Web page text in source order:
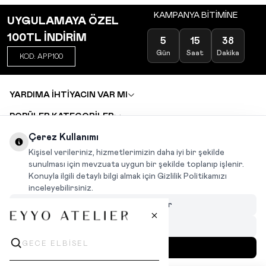
UYGULAMAYA ÖZEL
100TL İNDİRİM
KOD: APP100
KAMPANYA BİTİMİNE
5
Gün
15
Saat
38
Dakika
YARDIMA İHTİYACIN VAR MI
POPÜLER KATEGORİLER
DEĞİŞİM VE İADE TALEBİ
KARIYER
INSTAGRAM
Çerez Kullanımı
Kişisel verileriniz, hizmetlerimizin daha iyi bir şekilde
sunulması için mevzuata uygun bir şekilde toplanıp işlenir.
Konuyla ilgili detaylı bilgi almak için Gizlilik Politikamızı
inceleyebilirsiniz.
Çerezleri Özelleştir